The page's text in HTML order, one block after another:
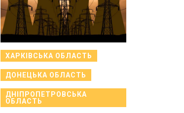
ХАРКІВСЬКА ОБЛАСТЬ
ДОНЕЦЬКА ОБЛАСТЬ
ДНІПРОПЕТРОВСЬКА
ОБЛАСТЬ